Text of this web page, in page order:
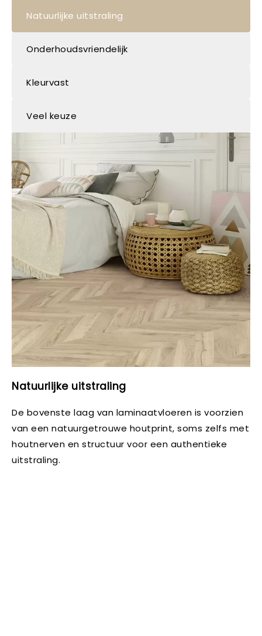
Natuurlijke uitstraling
De bovenste laag van laminaatvloeren is voorzien
van een natuurgetrouwe houtprint, soms zelfs met
houtnerven en structuur voor een authentieke
uitstraling.
Natuurlijke uitstraling
Onderhoudsvriendelijk
Kleurvast
Veel keuze